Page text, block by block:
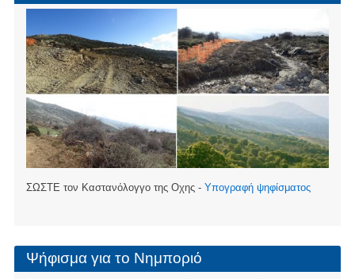
ΣΩΣΤΕ τον Καστανόλογγο της Οχης - Υπογραφή ψηφίσματος
Ψήφισμα για το Νημποριό